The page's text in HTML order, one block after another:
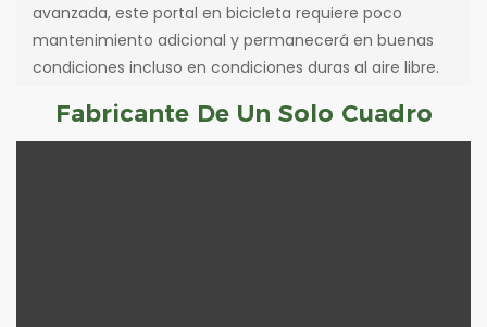
avanzada, este portal en bicicleta requiere poco
mantenimiento adicional y permanecerá en buenas
condiciones incluso en condiciones duras al aire libre.
Fabricante De Un Solo Cuadro